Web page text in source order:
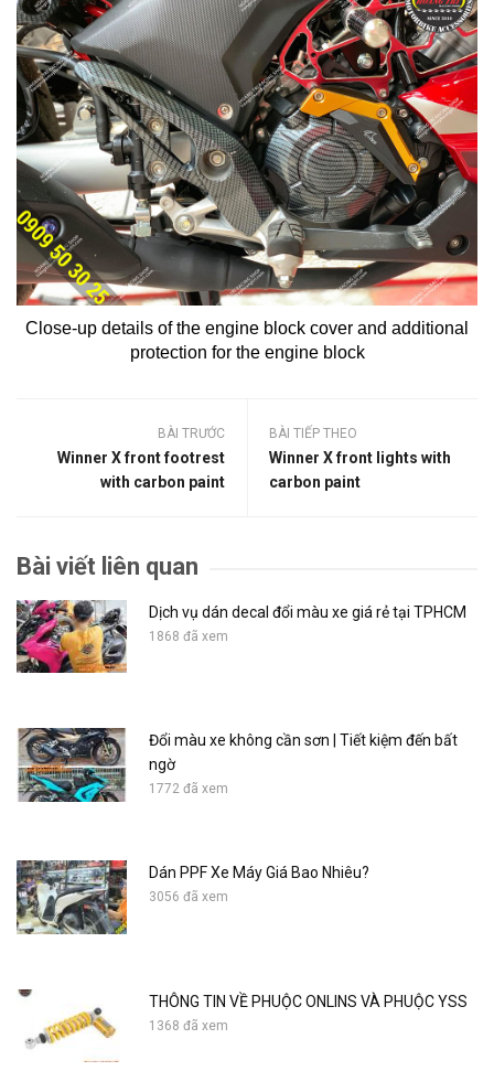
Close-up details of the engine block cover and additional
protection for the engine block
BÀI TRƯỚC
Winner X front footrest
with carbon paint
BÀI TIẾP THEO
Winner X front lights with
carbon paint
Bài viết liên quan
Dịch vụ dán decal đổi màu xe giá rẻ tại TPHCM
1868 đã xem
Đổi màu xe không cần sơn | Tiết kiệm đến bất
ngờ
1772 đã xem
Dán PPF Xe Máy Giá Bao Nhiêu?
3056 đã xem
THÔNG TIN VỀ PHUỘC ONLINS VÀ PHUỘC YSS
1368 đã xem